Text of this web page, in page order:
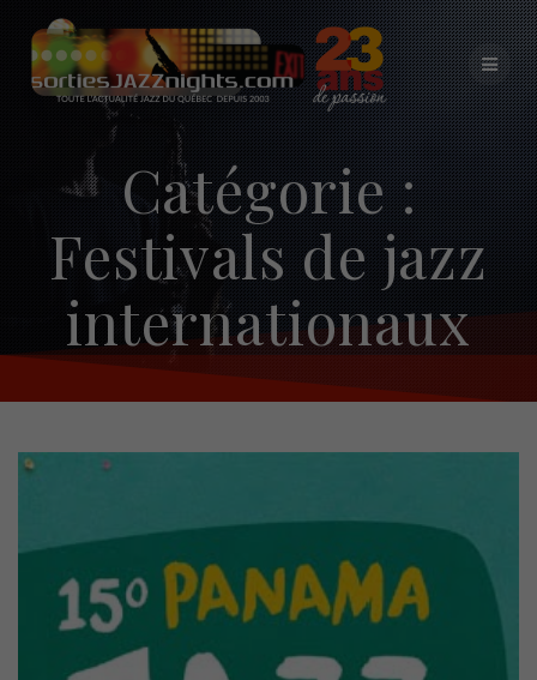
Skip
to
content
Catégorie :
Festivals de jazz
internationaux